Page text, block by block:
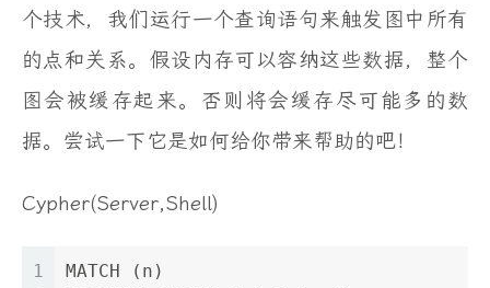
个技术，我们运行一个查询语句来触发图中所有
的点和关系。假设内存可以容纳这些数据，整个
图会被缓存起来。否则将会缓存尽可能多的数
据。尝试一下它是如何给你带来帮助的吧！
Cypher(Server,Shell)
1
MATCH (n)